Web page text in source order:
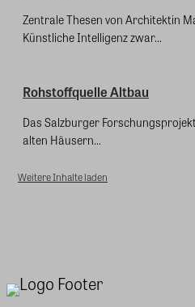
Zentrale Thesen von Architektin
Künstliche Intelligenz zwar...
Rohstoffquelle Altbau
Das Salzburger
alten Häusern...
Weitere Inhalte laden